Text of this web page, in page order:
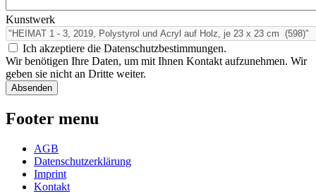
Kunstwerk
Ich akzeptiere die Datenschutzbestimmungen.
Wir benötigen Ihre Daten, um mit Ihnen Kontakt aufzunehmen. Wir
geben sie nicht an Dritte weiter.
Footer menu
AGB
Datenschutzerklärung
Imprint
Kontakt